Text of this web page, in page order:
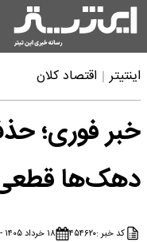
اینتیتر اقتصاد کلان
خبر فوری؛
دهک‌ها
کد خبر :۴۵۴۶۲۰ ۱۸ خرداد ۱۴۰۵ - ۱۴:۰۰